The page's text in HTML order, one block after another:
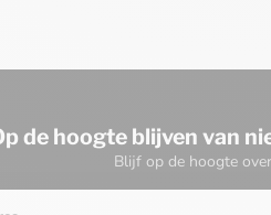
de hoogte blijven van
Blijf op de hoogte